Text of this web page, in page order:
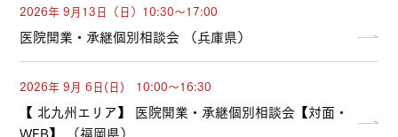
2026年 9月13日（日）10:30～17:00
医院開業・承継個別相談会 （兵庫県）
2026年 9月 6日(日) 10:00～16:30
【 北九州エリア】 医院開業・承継個別相談会【対面・
WEB】 （福岡県）